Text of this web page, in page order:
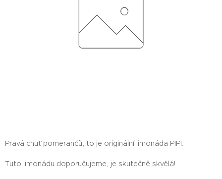
Pravá chuť pomerančů, to je originální limonáda PIPI.
Tuto limonádu doporučujeme, je skutečně skvělá!